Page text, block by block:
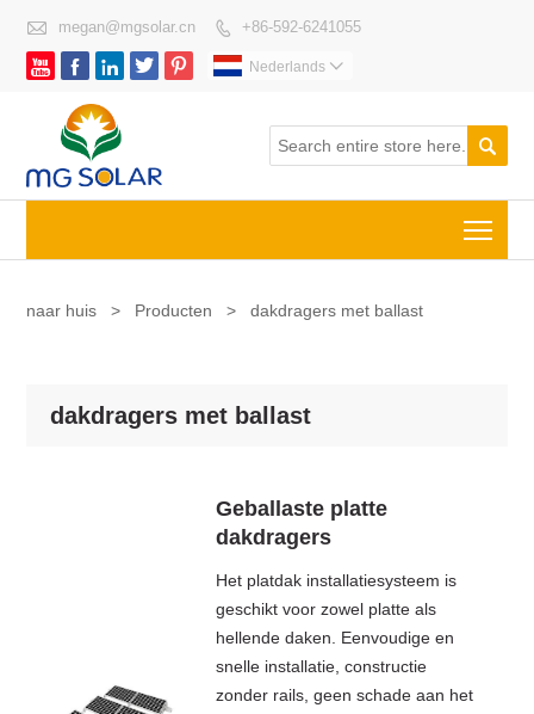
 megan@mgsolar.cn  +86-592-6241055
     Nederlands 

naar huis > Producten > dakdragers met ballast
dakdragers met ballast
Geballaste platte
dakdragers
Het platdak installatiesysteem is
geschikt voor zowel platte als
hellende daken. Eenvoudige en
snelle installatie, constructie
zonder rails, geen schade aan het